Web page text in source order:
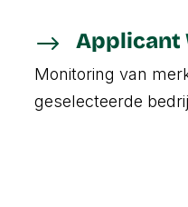
$ Applicant
Monitoring van
geselecteerde